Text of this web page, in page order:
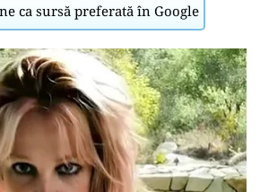
ca sursă preferată în Google